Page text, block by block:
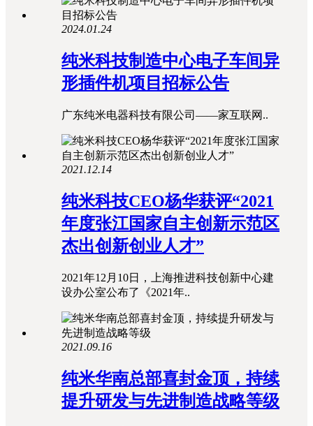
2024.01.24
纯米科技制造中心电子车间异
形插件机项目招标公告
广东纯米电器科技有限公司——家互联网..
2021.12.14
纯米科技CEO杨华获评“2021
年度张江国家自主创新示范区
杰出创新创业人才”
2021年12月10日，上海推进科技创新中心建
设办公室公布了《2021年..
2021.09.16
纯米华南总部喜封金顶，持续
提升研发与先进制造战略等级